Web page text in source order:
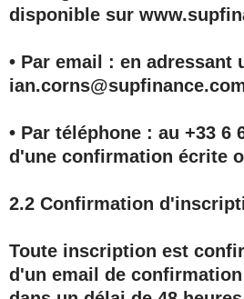
disponible sur
• Par email : en adressant
• Par téléphone : au +33 6
d'une confirmation écrite
2.2 Confirmation
Toute inscription est
d'un email de